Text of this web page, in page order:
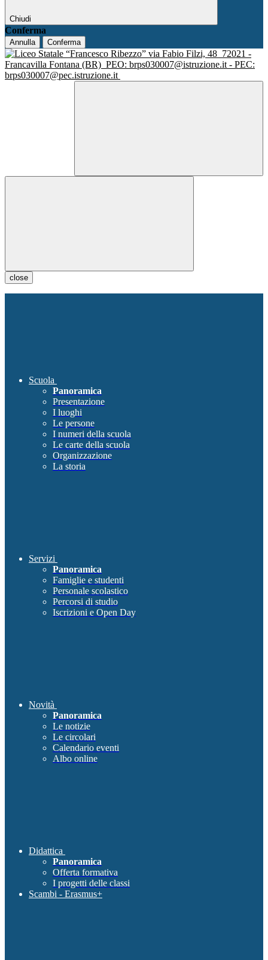
Chiudi
Conferma
Annulla Conferma
via Fabio Filzi, 48 72021 -
Francavilla Fontana (BR) PEO: brps030007@istruzione.it - PEC:
brps030007@pec.istruzione.it
close
Scuola
Panoramica
Presentazione
I luoghi
Le persone
I numeri della scuola
Le carte della scuola
Organizzazione
La storia
Servizi
Panoramica
Famiglie e studenti
Personale scolastico
Percorsi di studio
Iscrizioni e Open Day
Novità
Panoramica
Le notizie
Le circolari
Calendario eventi
Albo online
Didattica
Panoramica
Offerta formativa
I progetti delle classi
Scambi - Erasmus+